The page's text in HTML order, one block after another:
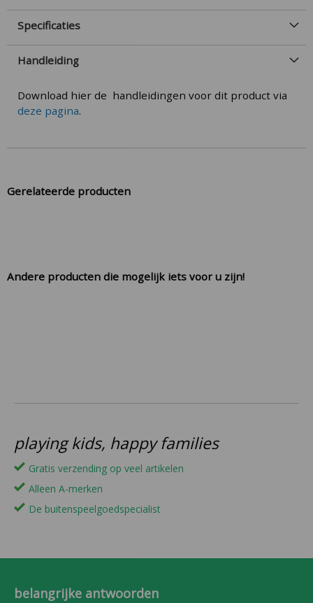
Specificaties
Handleiding
Download hier de handleidingen voor dit product via
deze pagina.
Gerelateerde producten
Andere producten die mogelijk iets voor u zijn!
playing kids, happy families
Gratis verzending op veel artikelen
Alleen A-merken
De buitenspeelgoedspecialist
belangrijke antwoorden